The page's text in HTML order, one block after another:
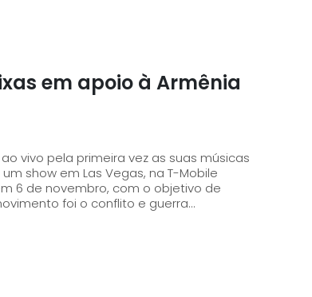
em apoio à Armênia
vivo pela primeira vez as suas músicas
show em Las Vegas, na T-Mobile
foi o conflito e guerra...